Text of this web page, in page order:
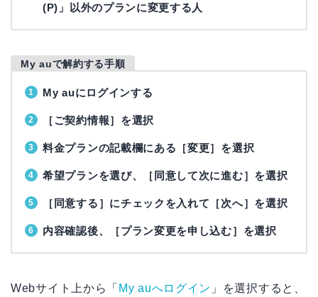
(P)」以外のプランに変更する人
My auで解約する手順
My auにログインする
［ご契約情報］を選択
料金プランの記載欄にある［変更］を選択
希望プランを選び、［同意して次に進む］を選択
［同意する］にチェックを入れて［次へ］を選択
内容確認後、［プラン変更を申し込む］を選択
Webサイト上から「 My auへログイン 」を選択すると、